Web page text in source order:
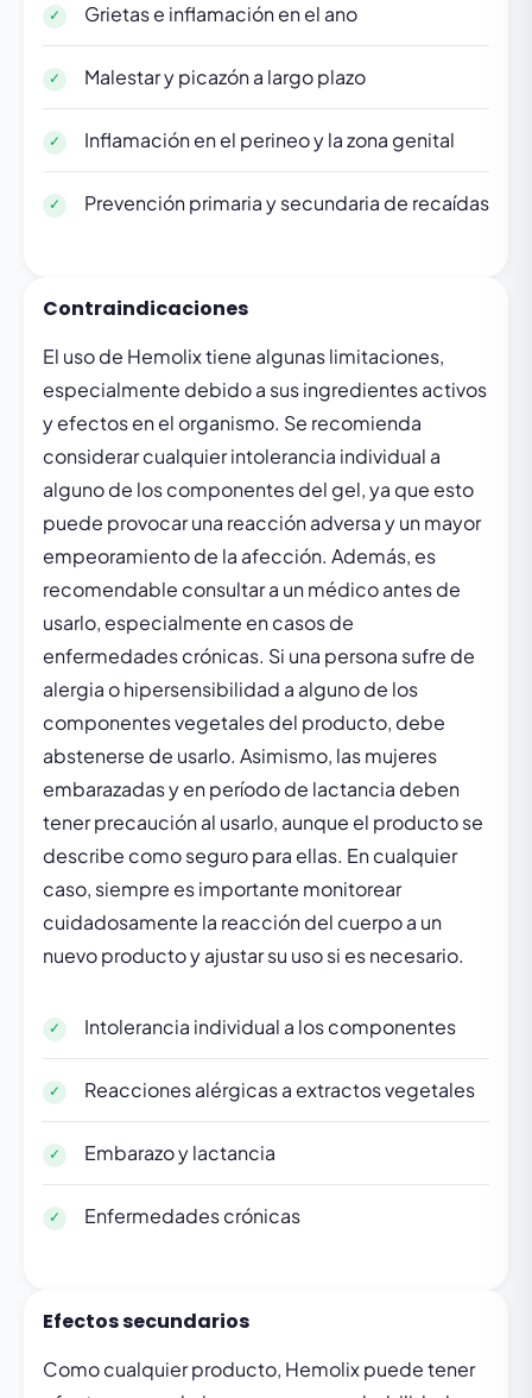
Grietas e inflamación en el ano
Malestar y picazón a largo plazo
Inflamación en el perineo y la zona genital
Prevención primaria y secundaria de recaídas
Contraindicaciones
El uso de Hemolix tiene algunas limitaciones,
especialmente debido a sus ingredientes activos
y efectos en el organismo. Se recomienda
considerar cualquier intolerancia individual a
alguno de los componentes del gel, ya que esto
puede provocar una reacción adversa y un mayor
empeoramiento de la afección. Además, es
recomendable consultar a un médico antes de
usarlo, especialmente en casos de
enfermedades crónicas. Si una persona sufre de
alergia o hipersensibilidad a alguno de los
componentes vegetales del producto, debe
abstenerse de usarlo. Asimismo, las mujeres
embarazadas y en período de lactancia deben
tener precaución al usarlo, aunque el producto se
describe como seguro para ellas. En cualquier
caso, siempre es importante monitorear
cuidadosamente la reacción del cuerpo a un
nuevo producto y ajustar su uso si es necesario.
Intolerancia individual a los componentes
Reacciones alérgicas a extractos vegetales
Embarazo y lactancia
Enfermedades crónicas
Efectos secundarios
Como cualquier producto, Hemolix puede tener